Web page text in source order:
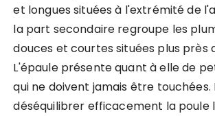
et longues situées à l'extrémité de
la part secondaire regroupe les
douces et courtes situées plus près
L'épaule présente quant à elle de
qui ne doivent jamais être touchées.
déséquilibrer efficacement la poule